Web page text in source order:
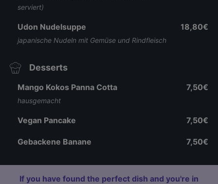
serviert)
Udon Nudelsuppe
japanische Nudeln mit Gemüse und Rindfleisch
18,80€
Desserts
Mango Kokos Panna Cotta
hausgemacht
7,50€
Vegan Pancake 7,50€
Gebackene Banane 7,50€
If you have found the perfect dish and you're in